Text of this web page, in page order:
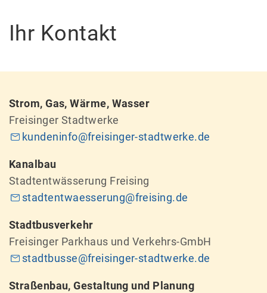
Ihr Kontakt
Strom, Gas, Wärme, Wasser
Freisinger Stadtwerke
kundeninfo@freisinger-stadtwerke.de
Kanalbau
Stadtentwässerung Freising
stadtentwaesserung@freising.de
Stadtbusverkehr
Freisinger Parkhaus und Verkehrs-GmbH
stadtbusse@freisinger-stadtwerke.de
Straßenbau, Gestaltung und Planung